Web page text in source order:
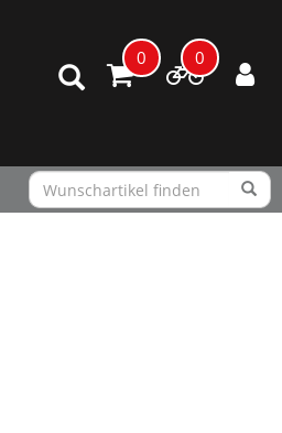
0 0